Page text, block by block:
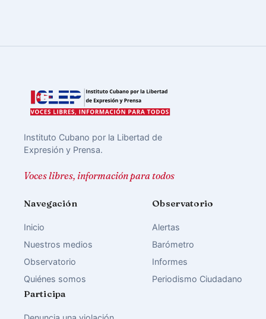
Instituto Cubano por la Libertad de
Expresión y Prensa.
Voces libres, información para todos
Navegación
Inicio
Nuestros medios
Observatorio
Quiénes somos
Observatorio
Alertas
Barómetro
Informes
Periodismo Ciudadano
Participa